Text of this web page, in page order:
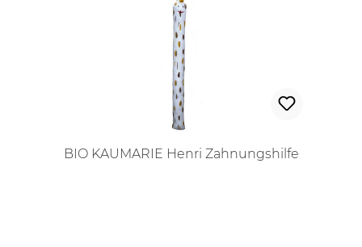
BIO KAUMARIE Henri Zahnungshilfe